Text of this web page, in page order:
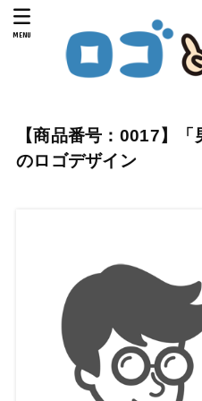
MENU
【商品番号：0017】「
のロゴデザイン